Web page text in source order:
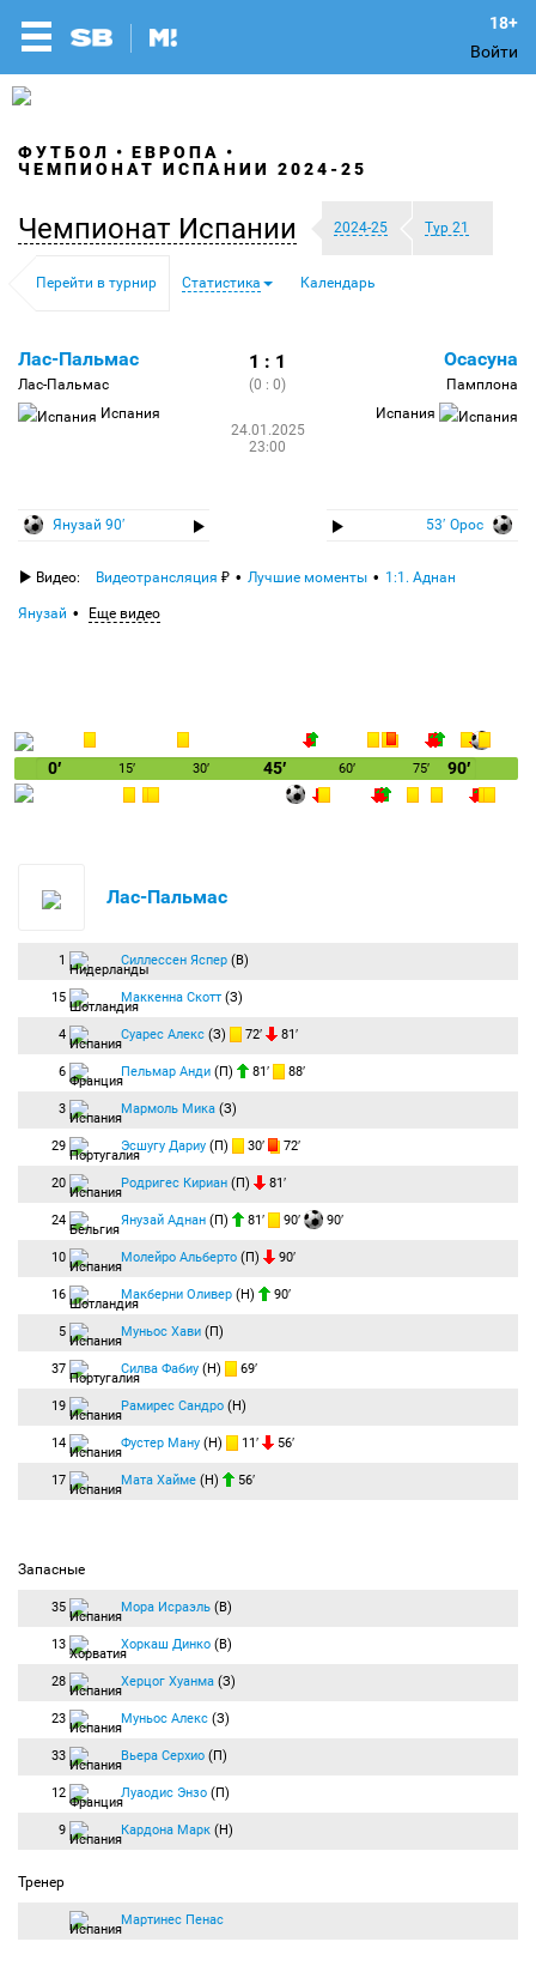
Войти
ФУТБОЛ
ЕВРОПА
ЧЕМПИОНАТ ИСПАНИИ 2024-25
Чемпионат Испании 2024-25 Тур 21
Перейти в турнир Статистика Календарь
Лас-Пальмас
Лас-Пальмас
Испания
1 : 1
(0 : 0)
24.01.2025
23:00
Осасуна
Памплона
Испания
Янузай 90′ 53′ Орос
Видео: Видеотрансляция Лучшие моменты 1:1. Аднан
Янузай Еще видео
0′ 15′ 30′ 45′ 60′ 75′ 90′
Лас-Пальмас
1 Силлессен Яспер (В)
15 Маккенна Скотт (З)
4 Суарес Алекс (З) 72′ 81′
6 Пельмар Анди (П) 81′ 88′
3 Мармоль Мика (З)
29 Эсшугу Дариу (П) 30′ 72′
20 Родригес Кириан (П) 81′
24 Янузай Аднан (П) 81′ 90′ 90′
10 Молейро Альберто (П) 90′
16 Макберни Оливер (Н) 90′
5 Муньос Хави (П)
37 Силва Фабиу (Н) 69′
19 Рамирес Сандро (Н)
14 Фустер Ману (Н) 11′ 56′
17 Мата Хайме (Н) 56′
Запасные
35 Мора Исраэль (В)
13 Хоркаш Динко (В)
28 Херцог Хуанма (З)
23 Муньос Алекс (З)
33 Вьера Серхио (П)
12 Луаодис Энзо (П)
9 Кардона Марк (Н)
Тренер
Мартинес Пенас